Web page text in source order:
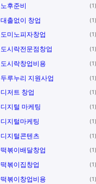
노후준비 1
대출없이 창업 1
도미노피자창업 1
도시락전문점창업 1
도시락창업비용 1
두루누리 지원사업 1
디저트 창업 1
디지털 마케팅 1
디지털마케팅 1
디지털콘텐츠 1
떡볶이배달창업 1
떡볶이집창업 1
떡볶이창업비용 1